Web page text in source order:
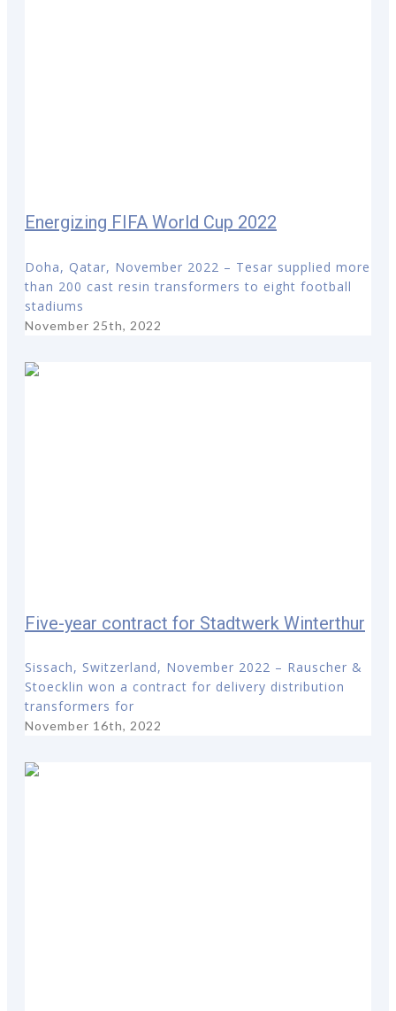
Energizing FIFA World Cup 2022
Doha, Qatar, November 2022 – Tesar supplied more
than 200 cast resin transformers to eight football
stadiums
November 25th, 2022
Five-year contract for Stadtwerk Winterthur
Sissach, Switzerland, November 2022 – Rauscher &
Stoecklin won a contract for delivery distribution
transformers for
November 16th, 2022